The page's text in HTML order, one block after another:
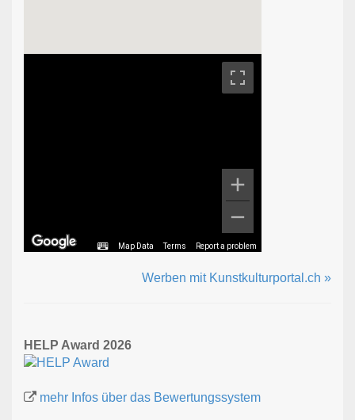
Map Data Terms Report a problem
Werben mit Kunstkulturportal.ch »
HELP Award 2026
mehr Infos über das Bewertungssystem